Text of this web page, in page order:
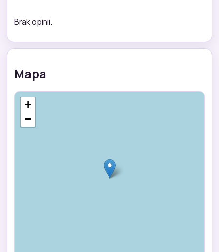
Brak opinii.
Mapa
+
−